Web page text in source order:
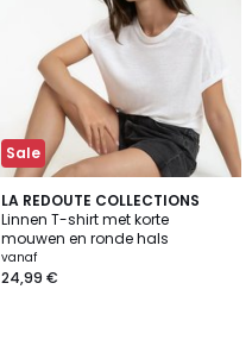
Sale
LA REDOUTE COLLECTIONS
Linnen T-shirt met korte
mouwen en ronde hals
vanaf
24,99 €
4,5
/ 5
2
Kleuren